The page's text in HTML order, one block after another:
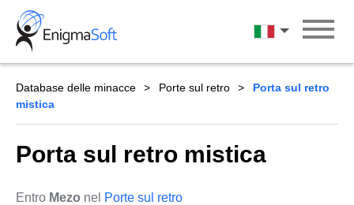
Skip
content
Italiano
Database delle minacce Porte sul retro
Porta sul retro
mistica
Porta sul retro mistica
Entro Mezo nel
Porte sul retro